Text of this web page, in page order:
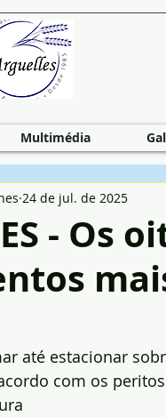
Multimédia
- Os
24 de jul. de 2025
até estacionar
com os